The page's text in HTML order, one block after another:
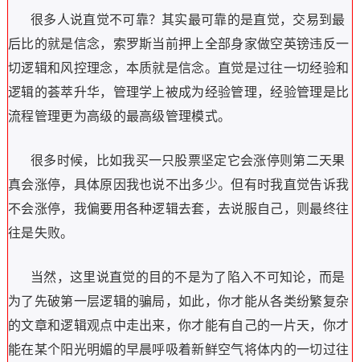
很多人说直觉不可靠？其实最可靠的是直觉，交易到最
后比的就是信念，索罗斯当前押上全部身家做空英镑违反一
切逻辑和风控理念，本质就是信念。直觉是过往一切经验和
逻辑的荟萃升华，管理学上被成为经验管理，经验管理是比
流程管理更为高级的最高级管理模式。
很多时候，比如我买一只股票坚定它会涨停则第二天果
真会涨停，具体原因我也说不出多少。但有时我直觉告诉我
不会涨停，我偏要用各种逻辑去套，去说服自己，则最终往
往是失败。
当然，这里说直觉的目的不是为了陷入不可知论，而是
为了先破第一层逻辑的骗局，如此，你才能从各类纷繁复杂
的文章和逻辑观点中走出来，你才能有自己的一片天，你才
能在某个阳光明媚的早晨呼吸着新鲜空气将体内的一切过往